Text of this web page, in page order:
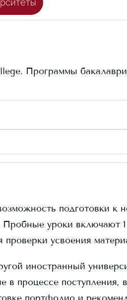
. Программы
подготовки к
Пробные уроки включают
усвоения
иностранный
в процессе